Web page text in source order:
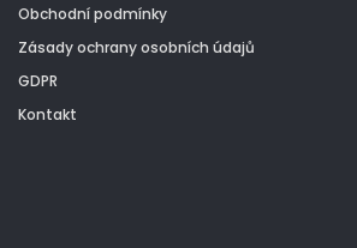
Obchodní podmínky
Zásady ochrany osobních údajů
GDPR
Kontakt